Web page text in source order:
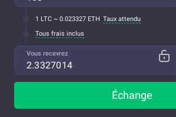
1 LTC ~ 0.023327 ETH Taux attendu
Tous frais inclus
Vous recevrez
Échange